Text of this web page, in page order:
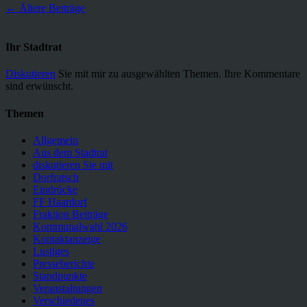
Beitragsnavigation
← Ältere Beiträge
Ihr Stadtrat
Diskutieren Sie mit mir zu ausgewählten Themen. Ihre Kommentare
sind erwünscht.
Themen
Allgemein
Aus dem Stadtrat
diskutieren Sie mit
Dorfratsch
Eindrücke
FF Haardorf
Fraktion Beiträge
Kommunalwahl 2026
Kontaktanzeige
Lustiges
Presseberichte
Standpunkte
Veranstaltungen
Verschiedenes